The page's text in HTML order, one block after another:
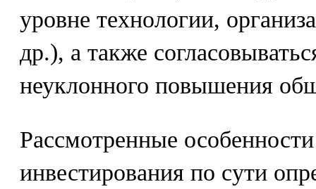
уровне технологии,
др.), а также
неуклонного повышения
Рассмотренные
инвестирования по сути